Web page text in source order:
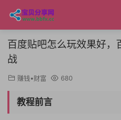
百度贴吧怎么玩效果好，
战
赚钱•财富 680
教程前言